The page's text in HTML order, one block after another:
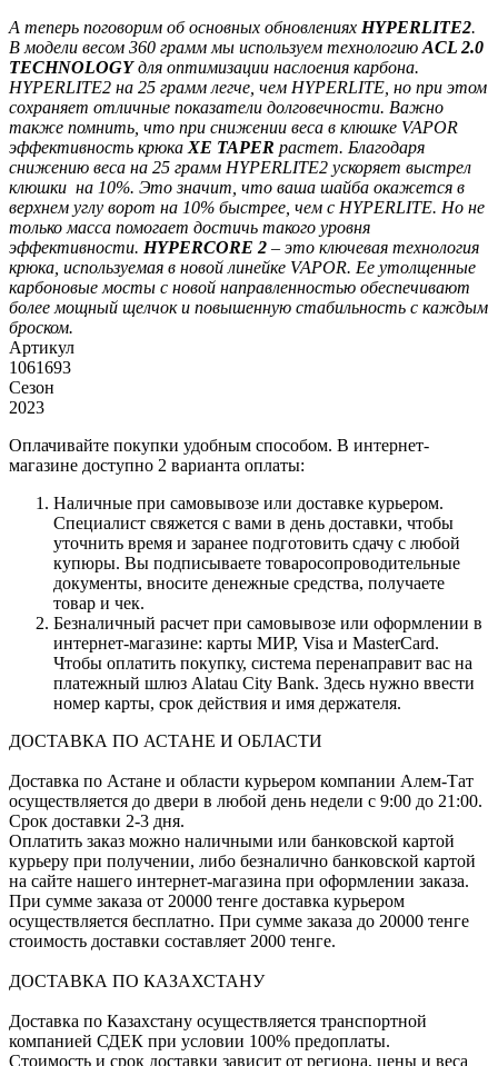
А теперь поговорим об основных обновлениях HYPERLITE2.
В модели весом 360 грамм мы используем технологию ACL 2.0
TECHNOLOGYдля оптимизации наслоения карбона.
HYPERLITE2 на 25 грамм легче, чем HYPERLITE, но при этом
сохраняет отличные показатели долговечности. Важно
также помнить, что при снижении веса в клюшке VAPOR
эффективность крюка XE TAPER растет. Благодаря
снижению веса на 25 грамм HYPERLITE2 ускоряет выстрел
клюшки на 10%. Это значит, что ваша шайба окажется в
верхнем углу ворот на 10% быстрее, чем с HYPERLITE. Но не
только масса помогает достичь такого уровня
эффективности. HYPERCORE 2 – это ключевая технология
крюка, используемая в новой линейке VAPOR. Ее утолщенные
карбоновые мосты с новой направленностью обеспечивают
более мощный щелчок и повышенную стабильность с каждым
броском.
Артикул
1061693
Сезон
2023
Оплачивайте покупки удобным способом. В интернет-
магазине доступно 2 варианта оплаты:
Наличные при самовывозе или доставке курьером.
Специалист свяжется с вами в день доставки, чтобы
уточнить время и заранее подготовить сдачу с любой
купюры. Вы подписываете товаросопроводительные
документы, вносите денежные средства, получаете
товар и чек.
Безналичный расчет при самовывозе или оформлении в
интернет-магазине: карты МИР, Visa и MasterCard.
Чтобы оплатить покупку, система перенаправит вас на
платежный шлюз Alatau City Bank. Здесь нужно ввести
номер карты, срок действия и имя держателя.
ДОСТАВКА ПО АСТАНЕ И ОБЛАСТИ
Доставка по Астане и области курьером компании Алем-Тат
осуществляется до двери в любой день недели с 9:00 до 21:00.
Срок доставки 2-3 дня.
Оплатить заказ можно наличными или банковской картой
курьеру при получении, либо безналично банковской картой
на сайте нашего интернет-магазина при оформлении заказа.
При сумме заказа от 20000 тенге доставка курьером
осуществляется бесплатно. При сумме заказа до 20000 тенге
стоимость доставки составляет 2000 тенге.
ДОСТАВКА ПО КАЗАХСТАНУ
Доставка по Казахстану осуществляется транспортной
компанией СДЕК при условии 100% предоплаты.
Стоимость и срок доставки зависит от региона, цены и веса